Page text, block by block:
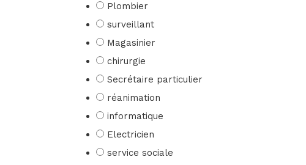
Plombier
surveillant
Magasinier
chirurgie
Secrétaire particulier
réanimation
informatique
Electricien
service sociale